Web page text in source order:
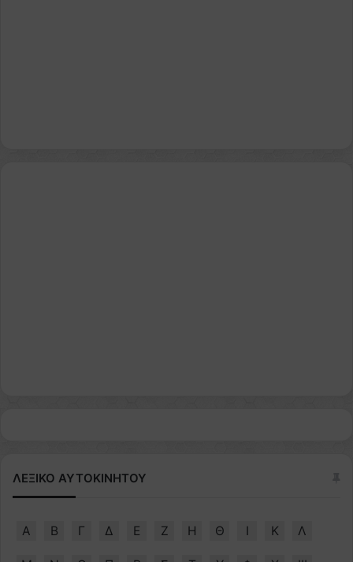
ΛΕΞΙΚΟ ΑΥΤΟΚΙΝΗΤΟΥ
Α Β Γ Δ Ε Ζ Η Θ Ι Κ Λ